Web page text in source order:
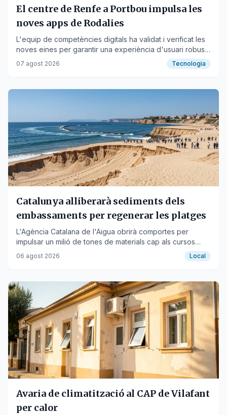
El centre de Renfe a Portbou impulsa les
noves apps de Rodalies
L'equip de competències digitals ha validat i verificat les
noves eines per garantir una experiència d'usuari robusta
i segura.
07 agost 2026 Tecnologia
Catalunya alliberarà sediments dels
embassaments per regenerar les platges
L'Agència Catalana de l'Aigua obrirà comportes per
impulsar un milió de tones de materials cap als cursos
baixos dels rius Ter i Llobregat.
06 agost 2026 Local
Avaria de climatització al CAP de Vilafant
per calor